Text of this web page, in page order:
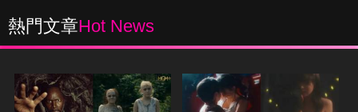
熱門文章Hot News